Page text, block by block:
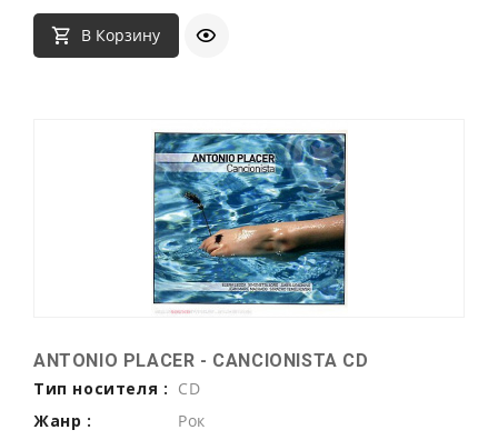
В Корзину
ANTONIO PLACER - CANCIONISTA CD
Тип носителя : CD
Жанр :
Рок